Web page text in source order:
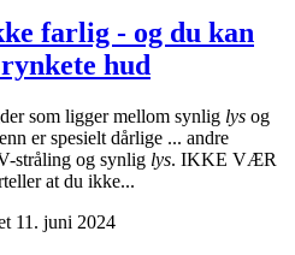
farlig - og du kan
hud
som ligger mellom synlig lys og
er spesielt dårlige ... andre
stråling og synlig lys. IKKE VÆR
at du ikke...
11. juni 2024